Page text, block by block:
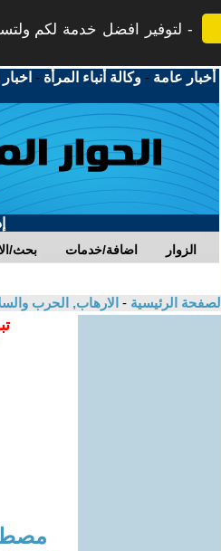
لتوفير افضل خدمة لكم
أخبار عامة -وكالة أنباء المرأة -
بحث/ اضافة/خدمات الزوار
الصفحة الرئيسية - الارهاب, الحرب